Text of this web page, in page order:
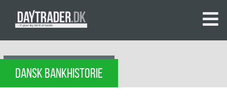
DANSK BANKHISTORIE